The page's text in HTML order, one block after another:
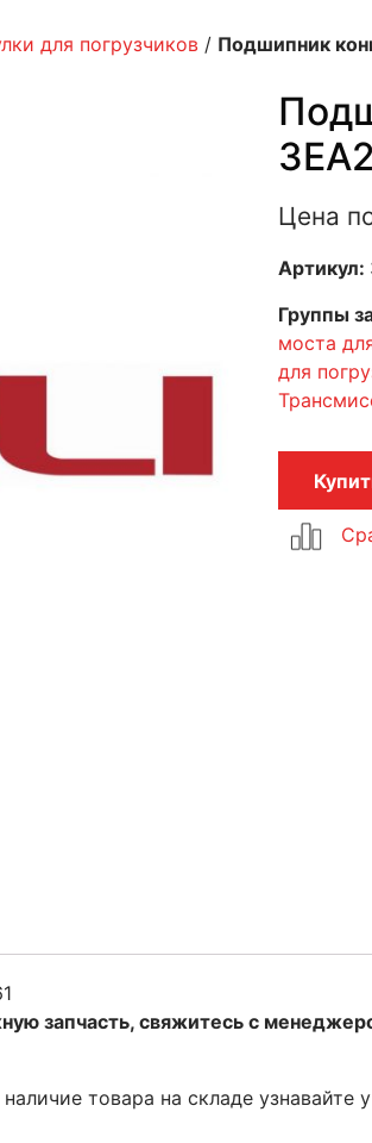
для погрузчиков / Подшипник
Цена
Артикул:
Группы
моста
для
запчасть, свяжитесь с
товара на складе узнавайте